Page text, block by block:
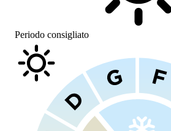
Periodo consigliato